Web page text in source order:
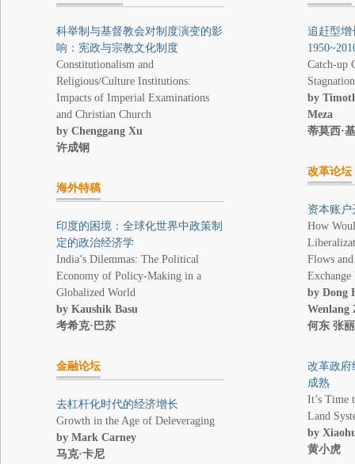
科举制与基督教会对制度演变的影
响：宪政与宗教文化制度
Constitutionalism and
Religious/Culture Institutions:
Impacts of Imperial Examinations
and Christian Church
by Chenggang Xu
许成钢
海外特稿
印度的困境：全球化世界中政策制
定的政治经济学
India’s Dilemmas: The Political
Economy of Policy-Making in a
Globalized World
by Kaushik Basu
考希克·巴苏
金融论坛
去杠杆化时代的经济增长
Growth in the Age of Deleveraging
by Mark Carney
马克·卡尼
追赶型增
Catch-up
by
Meza
蒂莫西·
改革论坛
资本账
How
Flows
Exchange
by Dong
Wenlang
何东 张
改革政府
成熟
It’s Time
Land
by
黄小虎